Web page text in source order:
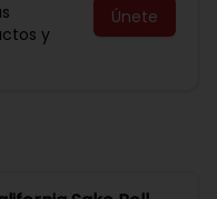
y
Únete